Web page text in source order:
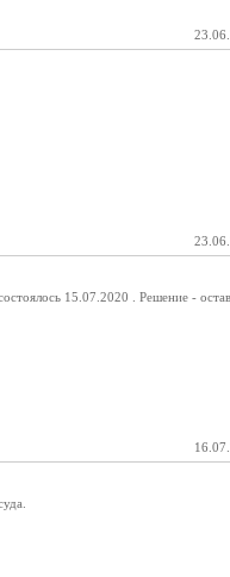
15.07.2020 . Решение -